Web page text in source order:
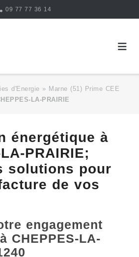
09 77 77 36 14
d'Energie » Marne (51) Prime CEE
LA-PRAIRIE
énergétique à
PRAIRIE;
solutions pour
de vos
engagement
CHEPPES-LA-